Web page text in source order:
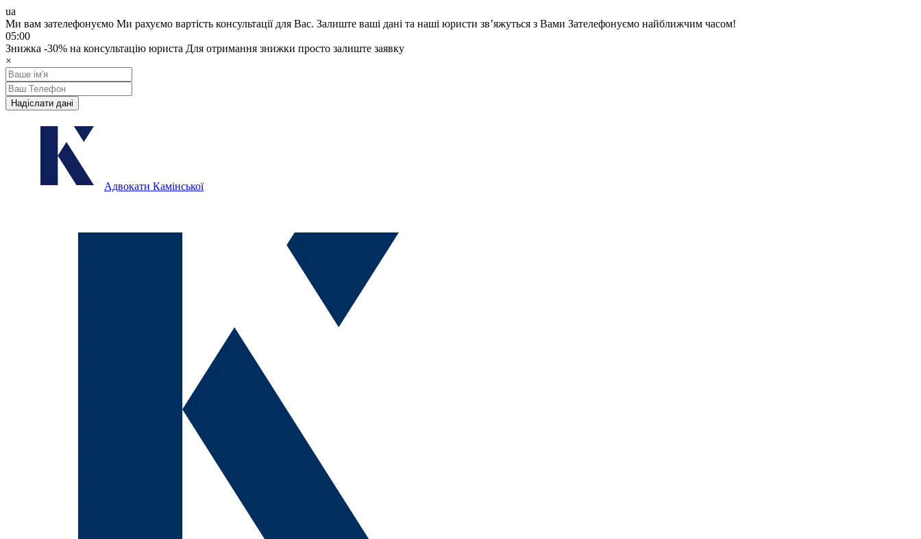
ua
Ми вам зателефонуємо Ми рахуємо вартість консультації для Вас. Залиште ваші дані та наші юристи звʼяжуться з Вами Зателефонуємо найближчим часом!
05:00
Знижка -30% на консультацію юриста Для отримання знижки просто залиште заявку
×
Надіслати дані
Адвокати Камінської